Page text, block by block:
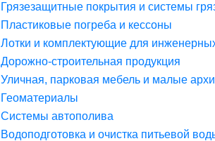
Грязезащитные покрытия и системы
Пластиковые погреба и кессоны
Лотки и комплектующие для
Дорожно-строительная продукция
Уличная, парковая мебель и малые
Геоматериалы
Системы автополива
Водоподготовка и очистка питьевой